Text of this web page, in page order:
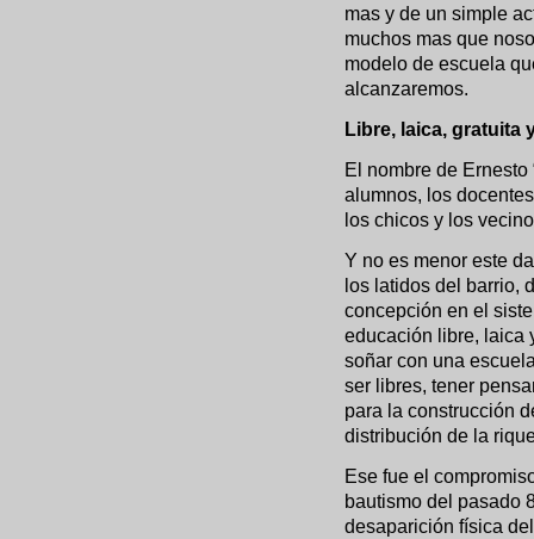
mas y de un simple
muchos mas que
modelo de escuela
alcanzaremos.
Libre, laica, gratuita
El nombre de Ernesto
alumnos, los
los chicos y los
Y no es menor este
los latidos del barrio,
concepción en el
educación libre, laica
soñar con una
ser libres, tener
para la construcción
distribución de la
Ese fue el
bautismo del pasado
desaparición física